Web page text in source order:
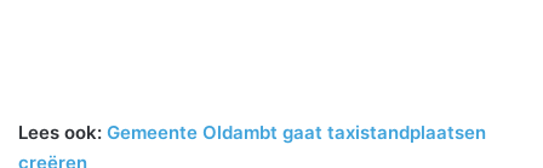
Lees ook: Gemeente Oldambt gaat taxistandplaatsen
creëren